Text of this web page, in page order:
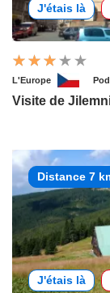
J'étais là
L'Europe
Visite de
Distance 7
J'étais là